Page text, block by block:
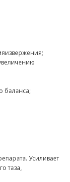
баланса;
Усиливает
таза,